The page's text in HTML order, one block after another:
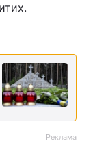
Реклама